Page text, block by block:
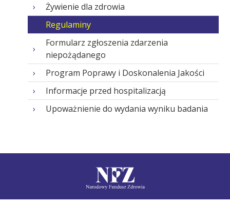
Żywienie dla zdrowia
Regulaminy
Formularz zgłoszenia zdarzenia
niepożądanego
Program Poprawy i Doskonalenia Jakości
Informacje przed hospitalizacją
Upoważnienie do wydania wyniku badania